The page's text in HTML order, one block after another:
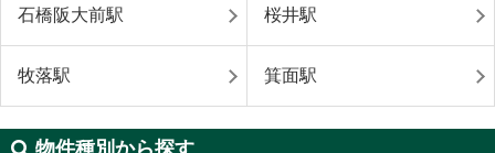
石橋阪大前駅 桜井駅
牧落駅 箕面駅
物件種別から探す